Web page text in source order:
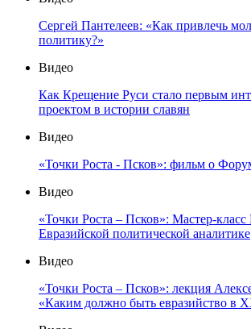
Сергей Пантелеев: «Как привлечь
политику?»
Видео
Как Крещение Руси стало первым
проектом в истории славян
Видео
«Точки Роста - Псков»: фильм о
Видео
«Точки Роста – Псков»: Мастер-
Евразийской политической аналитике
Видео
«Точки Роста – Псков»: лекция
«Каким должно быть евразийство в